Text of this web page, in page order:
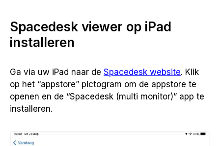
Spacedesk viewer op iPad
installeren
Ga via uw iPad naar de Spacedesk website. Klik
op het “appstore” pictogram om de appstore te
openen en de “Spacedesk (multi monitor)” app te
installeren.